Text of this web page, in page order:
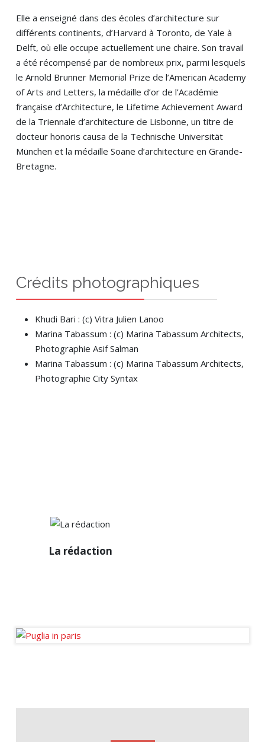
Elle a enseigné dans des écoles d’architecture sur
différents continents, d’Harvard à Toronto, de Yale à
Delft, où elle occupe actuellement une chaire. Son travail
a été récompensé par de nombreux prix, parmi lesquels
le Arnold Brunner Memorial Prize de l’American Academy
of Arts and Letters, la médaille d’or de l’Académie
française d’Architecture, le Lifetime Achievement Award
de la Triennale d’architecture de Lisbonne, un titre de
docteur honoris causa de la Technische Universität
München et la médaille Soane d’architecture en Grande-
Bretagne.
Crédits photographiques
Khudi Bari : (c) Vitra Julien Lanoo
Marina Tabassum : (c) Marina Tabassum Architects,
Photographie Asif Salman
Marina Tabassum : (c) Marina Tabassum Architects,
Photographie City Syntax
La rédaction
rédaction
l’international.